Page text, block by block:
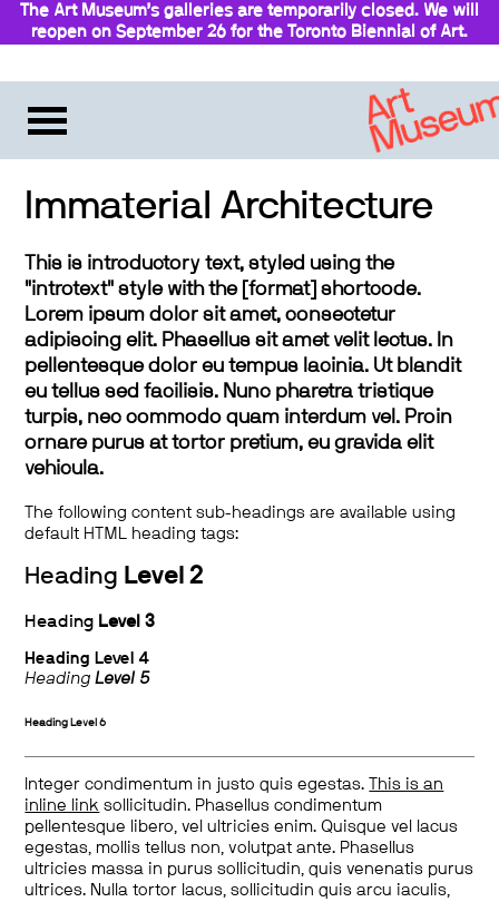
The Art Museum’s galleries are temporarily closed. We will
reopen on September 26 for the Toronto Biennial of Art.
Immaterial Architecture
This is introductory text, styled using the
"introtext" style with the [format] shortcode.
Lorem ipsum dolor sit amet, consectetur
adipiscing elit. Phasellus sit amet velit lectus. In
pellentesque dolor eu tempus lacinia. Ut blandit
eu tellus sed facilisis. Nunc pharetra tristique
turpis, nec commodo quam interdum vel. Proin
ornare purus at tortor pretium, eu gravida elit
vehicula.
The following content sub-headings are available using
default HTML heading tags:
Heading Level 2
Heading Level 3
Heading Level 4
HeadingLevel 5
Heading Level 6
Integer condimentum in justo quis egestas.
This is an
inline link sollicitudin. Phasellus condimentum
pellentesque libero, vel ultricies enim. Quisque vel lacus
egestas, mollis tellus non, volutpat ante. Phasellus
ultricies massa in purus sollicitudin, quis venenatis purus
ultrices. Nulla tortor lacus, sollicitudin quis arcu iaculis,